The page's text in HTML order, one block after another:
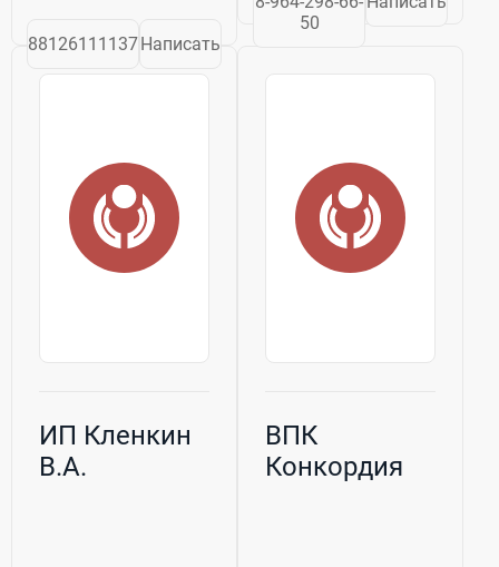
Оборудование
герметизации
сварки; ...
88126111137Написать
50
ИП Кленкин
В.А.
ВПК
Конкордия